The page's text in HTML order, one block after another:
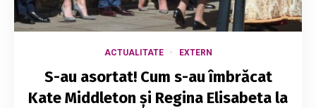
ACTUALITATE EXTERN
S-au asortat! Cum s-au îmbrăcat
Kate Middleton și Regina Elisabeta la